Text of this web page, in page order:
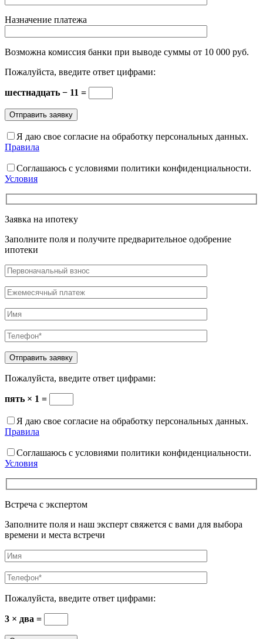
Назначение платежа
Возможна комиссия банки при выводе суммы от 10 000 руб.
Пожалуйста, введите ответ цифрами:
шестнадцать − 11 =
Я даю свое согласие на обработку персональных данных.
Правила
Соглашаюсь с условиями политики конфиденциальности.
Условия
Заявка на ипотеку
Заполните поля и получите предварительное одобрение
ипотеки
Пожалуйста, введите ответ цифрами:
пять × 1 =
Я даю свое согласие на обработку персональных данных.
Правила
Соглашаюсь с условиями политики конфиденциальности.
Условия
Встреча с экспертом
Заполните поля и наш эксперт свяжется с вами для выбора
времени и места встречи
Пожалуйста, введите ответ цифрами:
3 × два =